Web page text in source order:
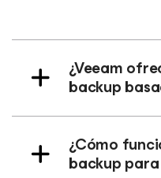
¿Veeam
backup
¿Cómo
backup para